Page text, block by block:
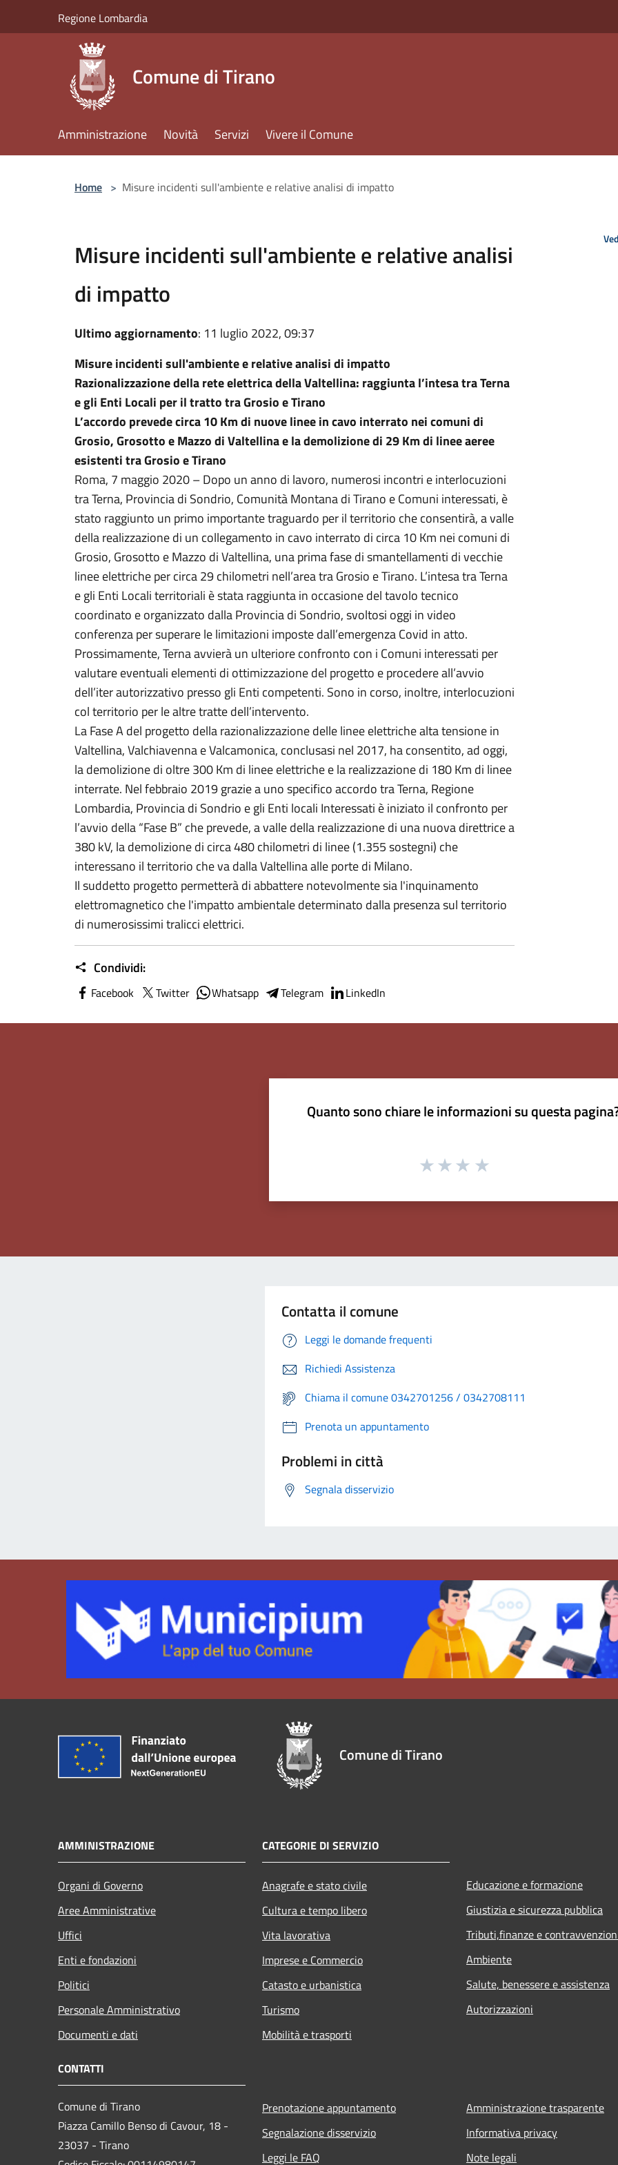
Regione Lombardia
Comune di Tirano
Amministrazione Novità Servizi Vivere il Comune
Home > Misure incidenti sull'ambiente e relative analisi di impatto
Misure incidenti sull'ambiente e relative analisi
di impatto
Ultimo aggiornamento: 11 luglio 2022, 09:37
Misure incidenti sull'ambiente e relative analisi di impatto
Razionalizzazione della rete elettrica della Valtellina: raggiunta l’intesa tra Terna
e gli Enti Locali per il tratto tra Grosio e Tirano
L’accordo prevede circa 10 Km di nuove linee in cavo interrato nei comuni di
Grosio, Grosotto e Mazzo di Valtellina e la demolizione di 29 Km di linee aeree
esistenti tra Grosio e Tirano
Roma, 7 maggio 2020 – Dopo un anno di lavoro, numerosi incontri e interlocuzioni
tra Terna, Provincia di Sondrio, Comunità Montana di Tirano e Comuni interessati, è
stato raggiunto un primo importante traguardo per il territorio che consentirà, a valle
della realizzazione di un collegamento in cavo interrato di circa 10 Km nei comuni di
Grosio, Grosotto e Mazzo di Valtellina, una prima fase di smantellamenti di vecchie
linee elettriche per circa 29 chilometri nell’area tra Grosio e Tirano. L’intesa tra Terna
e gli Enti Locali territoriali è stata raggiunta in occasione del tavolo tecnico
coordinato e organizzato dalla Provincia di Sondrio, svoltosi oggi in video
conferenza per superare le limitazioni imposte dall’emergenza Covid in atto.
Prossimamente, Terna avvierà un ulteriore confronto con i Comuni interessati per
valutare eventuali elementi di ottimizzazione del progetto e procedere all’avvio
dell’iter autorizzativo presso gli Enti competenti. Sono in corso, inoltre, interlocuzioni
col territorio per le altre tratte dell’intervento.
La Fase A del progetto della razionalizzazione delle linee elettriche alta tensione in
Valtellina, Valchiavenna e Valcamonica, conclusasi nel 2017, ha consentito, ad oggi,
la demolizione di oltre 300 Km di linee elettriche e la realizzazione di 180 Km di linee
interrate. Nel febbraio 2019 grazie a uno specifico accordo tra Terna, Regione
Lombardia, Provincia di Sondrio e gli Enti locali Interessati è iniziato il confronto per
l’avvio della “Fase B” che prevede, a valle della realizzazione di una nuova direttrice a
380 kV, la demolizione di circa 480 chilometri di linee (1.355 sostegni) che
interessano il territorio che va dalla Valtellina alle porte di Milano.
Il suddetto progetto permetterà di abbattere notevolmente sia l'inquinamento
elettromagnetico che l'impatto ambientale determinato dalla presenza sul territorio
di numerosissimi tralicci elettrici.
Condividi:
Facebook Twitter Whatsapp Telegram LinkedIn
Quanto sono chiare le informazioni su questa
Contatta il comune
Leggi le domande frequenti
Richiedi Assistenza
Chiama il comune 0342701256 / 0342708111
Prenota un appuntamento
Problemi in città
Segnala disservizio
Comune di Tirano
AMMINISTRAZIONE
Organi di Governo
Aree Amministrative
Uffici
Enti e fondazioni
Politici
Personale Amministrativo
Documenti e dati
CATEGORIE DI SERVIZIO
Anagrafe e stato civile
Cultura e tempo libero
Vita lavorativa
Imprese e Commercio
Catasto e urbanistica
Turismo
Mobilità e trasporti
Educazione e formazione
Giustizia e sicurezza pubblica
Tributi,finanze e
Ambiente
Salute, benessere e assistenza
Autorizzazioni
CONTATTI
Comune di Tirano
Piazza Camillo Benso di Cavour, 18 -
23037 - Tirano
Prenotazione appuntamento
Segnalazione disservizio
Leggi le FAQ
Amministrazione trasparente
Informativa privacy
Note legali